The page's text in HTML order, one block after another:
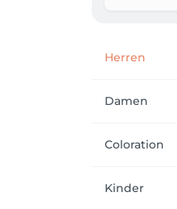
Herren
Damen
Coloration
Kinder